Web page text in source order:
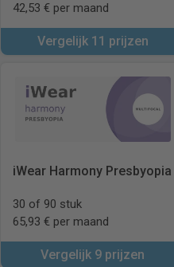
42,53 € per maand
Vergelijk 11 prijzen
iWear Harmony Presbyopia
30 of 90 stuk
65,93 € per maand
Vergelijk 9 prijzen